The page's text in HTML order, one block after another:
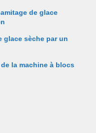
de glace
glace sèche par un
la machine à blocs